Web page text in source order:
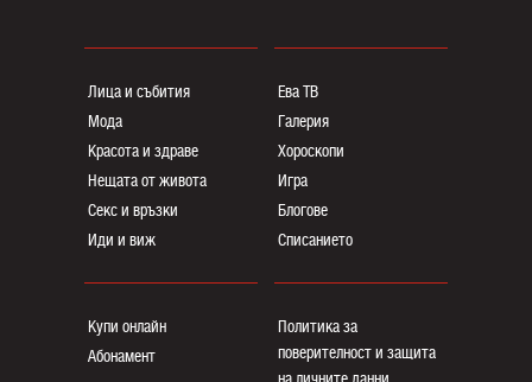
Лица и събития
Мода
Красота и здраве
Нещата от живота
Секс и връзки
Иди и виж
Ева ТВ
Галерия
Хороскопи
Игра
Блогoве
Списанието
Купи онлайн
Абонамент
Политика за
поверителност и защита